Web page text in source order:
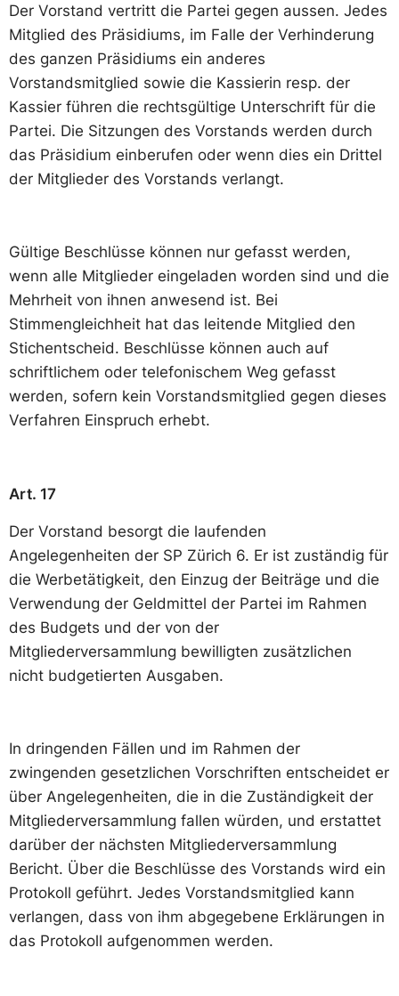
Der Vorstand vertritt die Partei gegen aussen. Jedes
Mitglied des Präsidiums, im Falle der Verhinderung
des ganzen Präsidiums ein anderes
Vorstandsmitglied sowie die Kassierin resp. der
Kassier führen die rechtsgültige Unterschrift für die
Partei. Die Sitzungen des Vorstands werden durch
das Präsidium einberufen oder wenn dies ein Drittel
der Mitglieder des Vorstands verlangt.
Gültige Beschlüsse können nur gefasst werden,
wenn alle Mitglieder eingeladen worden sind und die
Mehrheit von ihnen anwesend ist. Bei
Stimmengleichheit hat das leitende Mitglied den
Stichentscheid. Beschlüsse können auch auf
schriftlichem oder telefonischem Weg gefasst
werden, sofern kein Vorstandsmitglied gegen dieses
Verfahren Einspruch erhebt.
Art. 17
Der Vorstand besorgt die laufenden
Angelegenheiten der SP Zürich 6. Er ist zuständig für
die Werbetätigkeit, den Einzug der Beiträge und die
Verwendung der Geldmittel der Partei im Rahmen
des Budgets und der von der
Mitgliederversammlung bewilligten zusätzlichen
nicht budgetierten Ausgaben.
In dringenden Fällen und im Rahmen der
zwingenden gesetzlichen Vorschriften entscheidet er
über Angelegenheiten, die in die Zuständigkeit der
Mitgliederversammlung fallen würden, und erstattet
darüber der nächsten Mitgliederversammlung
Bericht. Über die Beschlüsse des Vorstands wird ein
Protokoll geführt. Jedes Vorstandsmitglied kann
verlangen, dass von ihm abgegebene Erklärungen in
das Protokoll aufgenommen werden.